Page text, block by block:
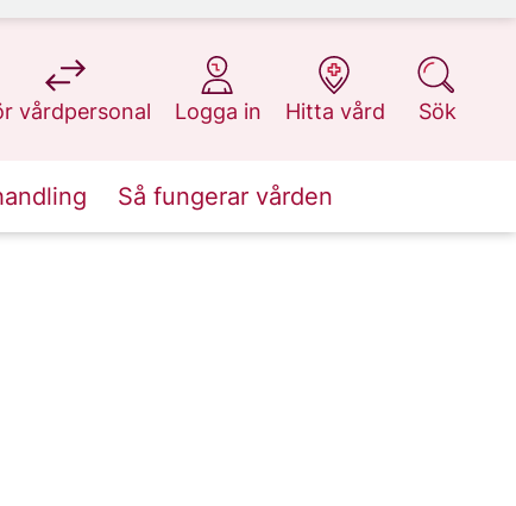
vårdpersonal
på 1177.se
Logga in
på 1177.se
Hitta vård
på 1177.se
Sök
på 1177.se
Så fungerar vården